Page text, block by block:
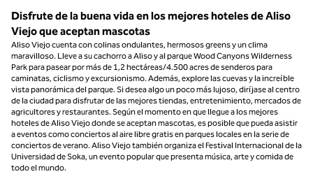
Disfrute de la buena vida en los mejores hoteles de Aliso
Viejo que aceptan mascotas
Aliso Viejo cuenta con colinas ondulantes, hermosos greens y un clima
maravilloso. Lleve a su cachorro a Aliso y al parque Wood Canyons Wilderness
Park para pasear por más de 1,2 hectáreas/4.500 acres de senderos para
caminatas, ciclismo y excursionismo. Además, explore las cuevas y la increíble
vista panorámica del parque. Si desea algo un poco más lujoso, diríjase al centro
de la ciudad para disfrutar de las mejores tiendas, entretenimiento, mercados de
agricultores y restaurantes. Según el momento en que llegue a los mejores
hoteles de Aliso Viejo donde se aceptan mascotas, es posible que pueda asistir
a eventos como conciertos al aire libre gratis en parques locales en la serie de
conciertos de verano. Aliso Viejo también organiza el Festival Internacional de la
Universidad de Soka, un evento popular que presenta música, arte y comida de
todo el mundo.